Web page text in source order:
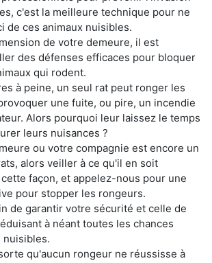
c'est la meilleure technique pour ne
de ces animaux nuisibles.
de votre demeure, il est
des défenses efficaces pour bloquer
qui rodent.
à peine, un seul rat peut ronger les
une fuite, ou pire, un incendie
Alors pourquoi leur laissez le temps
leurs nuisances ?
ou votre compagnie est encore un
alors veiller à ce qu'il en soit
façon, et appelez-nous pour une
pour stopper les rongeurs.
de garantir votre sécurité et celle de
à néant toutes les chances
nuisibles.
qu'aucun rongeur ne réussisse à